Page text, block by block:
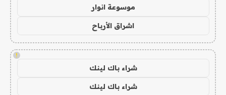
موسوعة انوار
اشراق الأرباح
!
شراء باك لينك
شراء باك لينك